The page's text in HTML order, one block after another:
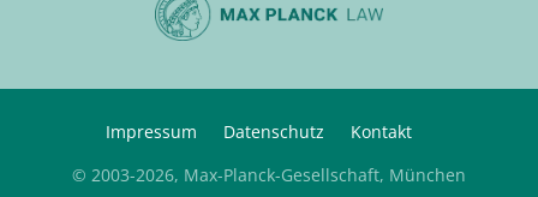
Impressum Datenschutz
Kontakt
© 2003-2026, Max-Planck-Gesellschaft, München